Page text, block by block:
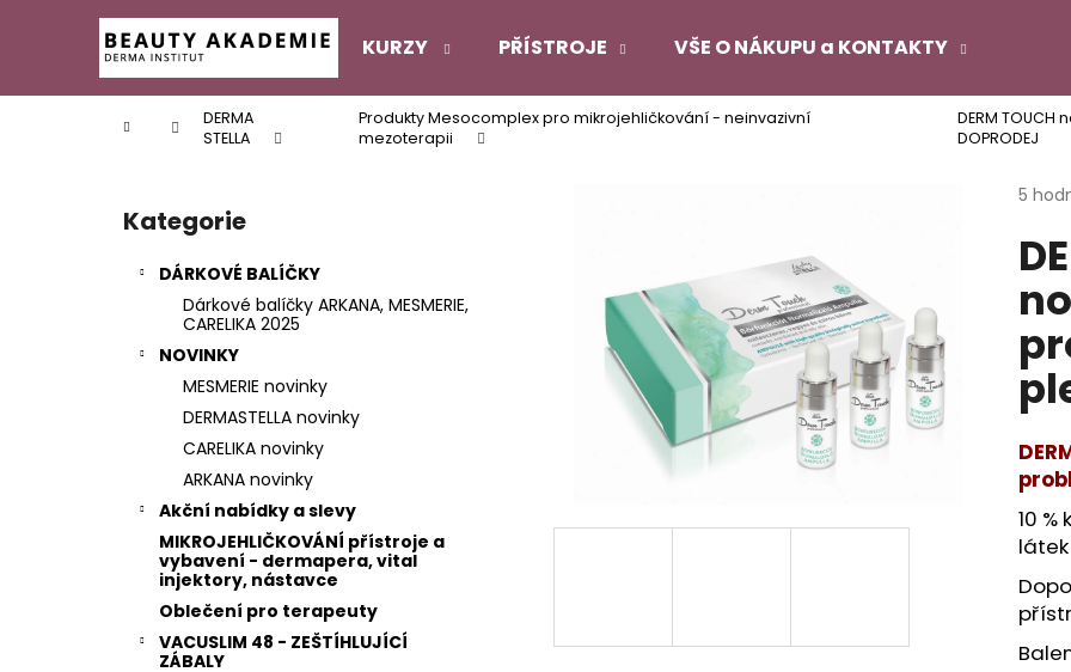
KURZY PŘÍSTROJE VŠE O NÁKUPU a KONTAKTY
Domů
DERMA
STELLA
Produkty Mesocomplex pro mikrojehličkování - neinvazivní
mezoterapii
DERM
DOPRODEJ
Přeskočit
kategorie
Kategorie
DÁRKOVÉ BALÍČKY
Dárkové balíčky ARKANA, MESMERIE,
CARELIKA 2025
NOVINKY
MESMERIE novinky
DERMASTELLA novinky
CARELIKA novinky
ARKANA novinky
Akční nabídky a slevy
MIKROJEHLIČKOVÁNÍ přístroje a
vybavení - dermapera, vital
injektory, nástavce
Oblečení pro terapeuty
VACUSLIM 48 - ZEŠTÍHLUJÍCÍ
ZÁBALY
je
5
5
10
látek
í
Zpět
do
Zpět
do
Co potřebujete najít?
Doporučujeme
STERILNÍ NÁSTAVCE PRO DERMAPERO
DERMALIGHTPEN A DERMAQUATRO 36
JEHLIČEK
STERILNÍ
DERMALIGHT
NÁSTAVCE/